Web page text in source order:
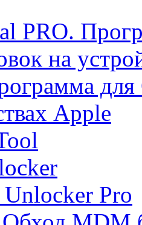
PRO.
на
для
Apple
Unlocker Pro